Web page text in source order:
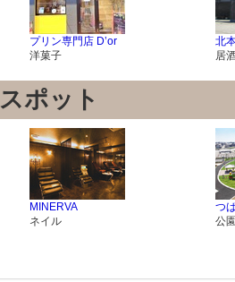
プリン専門店 Dʼor
洋菓子
北
居
ポット
MINERVA
ネイル
つ
公